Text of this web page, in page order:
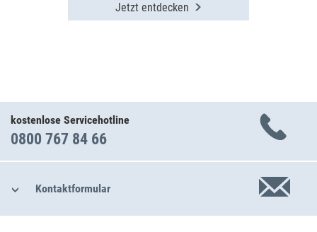
Jetzt entdecken
kostenlose Servicehotline
0800 767 84 66
Kontaktformular